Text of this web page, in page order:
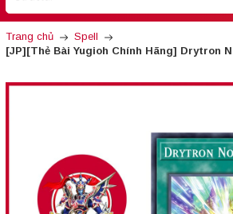
Trang chủ
Spell
[JP][Thẻ Bài Yugioh Chính Hãng] Drytron